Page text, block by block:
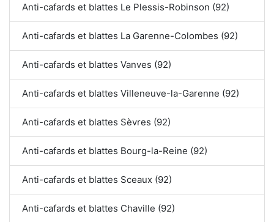
Anti-cafards et blattes Le Plessis-Robinson (92)
Anti-cafards et blattes La Garenne-Colombes (92)
Anti-cafards et blattes Vanves (92)
Anti-cafards et blattes Villeneuve-la-Garenne (92)
Anti-cafards et blattes Sèvres (92)
Anti-cafards et blattes Bourg-la-Reine (92)
Anti-cafards et blattes Sceaux (92)
Anti-cafards et blattes Chaville (92)